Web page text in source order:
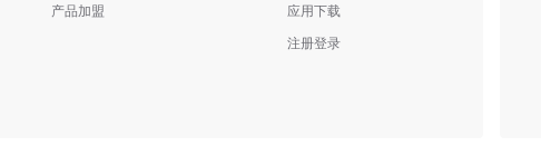
产品加盟 应用下载
注册登录